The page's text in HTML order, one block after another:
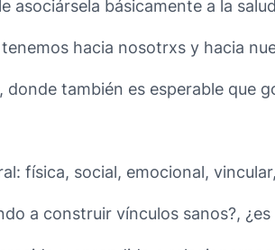
asociársela básicamente a la
hacia nosotrxs y hacia
también es esperable que
física, social, emocional,
a construir vínculos sanos?,